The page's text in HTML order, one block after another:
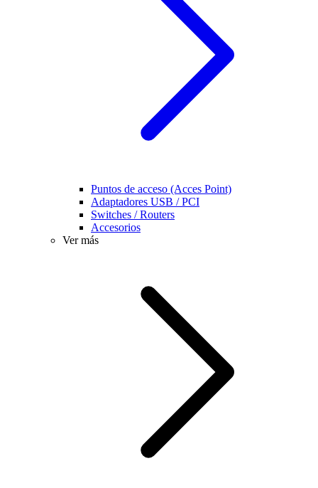
Puntos de acceso (Acces Point)
Adaptadores USB / PCI
Switches / Routers
Accesorios
Ver más